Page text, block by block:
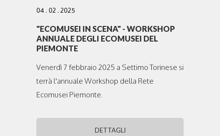
04 . 02 . 2025
"ECOMUSEI IN SCENA" - WORKSHOP
ANNUALE DEGLI ECOMUSEI DEL
PIEMONTE
Venerdì 7 febbraio 2025 a Settimo Torinese si
terrà l'annuale Workshop della Rete
Ecomusei Piemonte.
DETTAGLI